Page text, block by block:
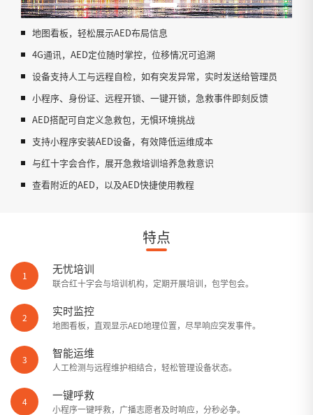
地图看板，轻松展示AED布局信息
4G通讯，AED定位随时掌控，位移情况可追溯
设备支持人工与远程自检，如有突发异常，实时发送给管理员
小程序、身份证、远程开锁、一键开锁，急救事件即刻反馈
AED搭配可自定义急救包，无惧环境挑战
支持小程序安装AED设备，有效降低运维成本
与红十字会合作，展开急救培训培养急救意识
查看附近的AED，以及AED快捷使用教程
特点
1
无忧培训
联合红十字会与培训机构，定期开展培训，包学包会。
2
实时监控
地图看板，直观显示AED地理位置，尽早响应突发事件。
3
智能运维
人工检测与远程维护相结合，轻松管理设备状态。
4
一键呼救
小程序一键呼救，广播志愿者及时响应，分秒必争。